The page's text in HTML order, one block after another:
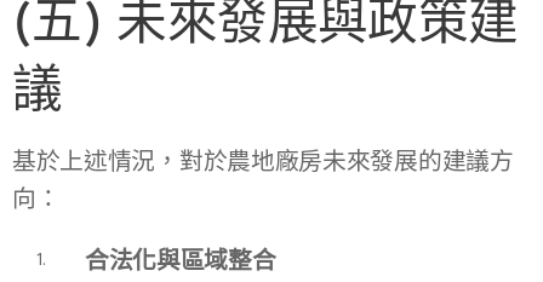
(五) 未來發展與政策建
議
基於上述情況，對於農地廠房未來發展的建議方
向：
合法化與區域整合